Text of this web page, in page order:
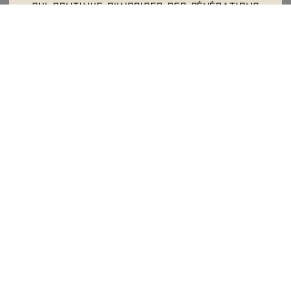
qui continue d'inspirer des générations